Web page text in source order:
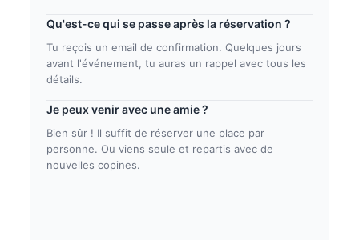
Qu'est-ce qui se passe après la réservation ?
Tu reçois un email de confirmation. Quelques jours
avant l'événement, tu auras un rappel avec tous les
détails.
Je peux venir avec une amie ?
Bien sûr ! Il suffit de réserver une place par
personne. Ou viens seule et repartis avec de
nouvelles copines.